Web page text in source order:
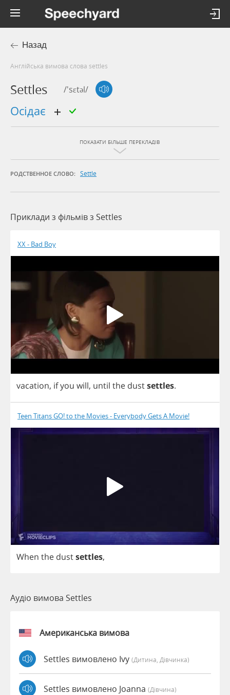
Назад
Англійська вимова слова settles
Settles /'sɛtəl/
осідає
ПОКАЗАТИ БІЛЬШЕ ПЕРЕКЛАДІВ
РОДСТВЕННОЕ СЛОВО: Settle
Приклади з фільмів з Settles
XX - Bad Boy
vacation, ifyou will, until the dustsettles.
Teen Titans GO! to the Movies - Everybody Gets A Movie!
When the dustsettles,
Аудіо вимова Settles
Американська вимова
Settles вимовлено Ivy (дитина, Дівчинка)
Settles вимовлено Joanna (дівчина)